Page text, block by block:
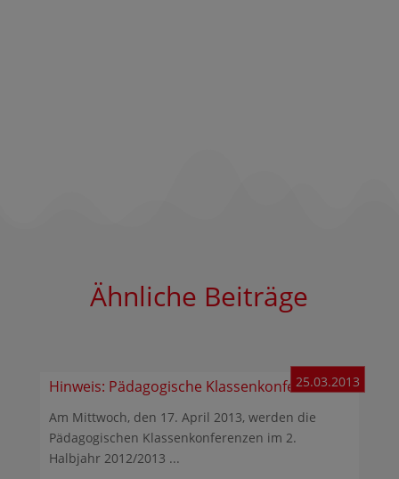
Ähnliche Beiträge
Hinweis: Pädagogische Klassenkonferenzen
25.03.2013
Am Mittwoch, den 17. April 2013, werden die
Pädagogischen Klassenkonferenzen im 2.
Halbjahr 2012/2013 ...